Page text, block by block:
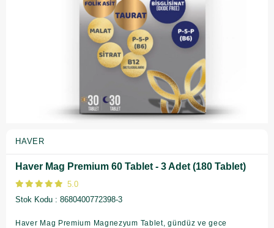
HAVER
Haver Mag Premium 60 Tablet - 3 Adet (180 Tablet)
5.0
Stok Kodu
8680400772398-3
Haver Mag Premium Magnezyum Tablet, gündüz ve gece